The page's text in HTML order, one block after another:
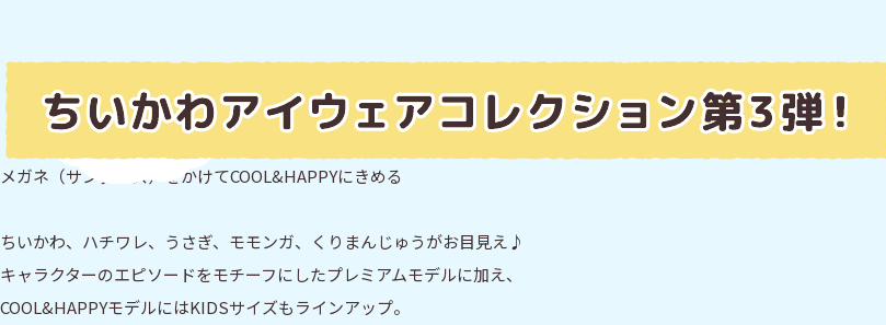
メガネ（サングラス）をかけてCOOL&HAPPYにきめる
ちいかわ、ハチワレ、うさぎ、モモンガ、
くりまんじゅうがお目見え♪
キャラクターのエピソードをモチーフにしたプレミアムモデルに加え、
COOL&HAPPYモデルにはKIDSサイズもラインアップ。